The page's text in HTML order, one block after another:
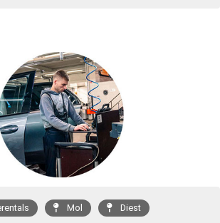
Mol Diest